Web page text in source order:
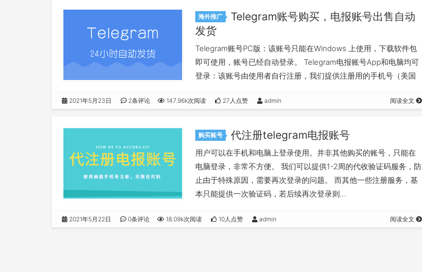
海外推广
Telegram账号购买，电报账号出售自动
发货
Telegram账号PC版：该账号只能在Windows 上使用，下载软件包
即可使用，账号已经自动登录。 Telegram电报账号App和电脑均可
登录：该账号由使用者自行注册，我们提供注册用的手机号（美国
2021年5月23日 2条评论 147.96k次阅读 27人点赞 admin 阅读全文
购买账号 代注册telegram电报账号
用户可以在手机和电脑上登录使用。并非其他购买的账号，只能在
电脑登录，非常不方便。 我们可以提供1-2周的代收验证码服务，防
止由于特殊原因，需要再次登录的问题。 而其他一些注册服务，基
本只能提供一次验证码，若后续再次登录则…
2021年5月22日 0条评论 18.09k次阅读 10人点赞 admin 阅读全文